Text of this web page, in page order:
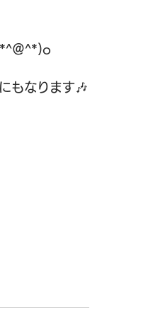
＠^*)o
もなります🎶